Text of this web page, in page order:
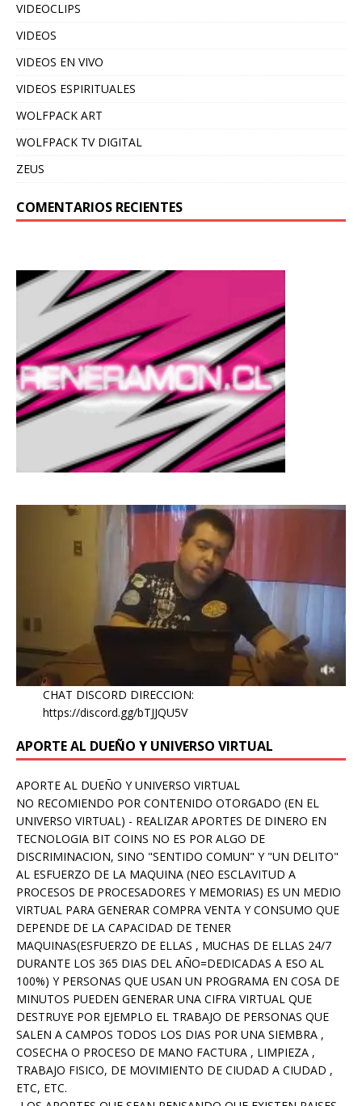
VIDEOCLIPS
VIDEOS
VIDEOS EN VIVO
VIDEOS ESPIRITUALES
WOLFPACK ART
WOLFPACK TV DIGITAL
ZEUS
COMENTARIOS RECIENTES
CHAT DISCORD DIRECCION:
https://discord.gg/bTJJQU5V
APORTE AL DUEÑO Y UNIVERSO VIRTUAL
APORTE AL DUEÑO Y UNIVERSO VIRTUAL
NO RECOMIENDO POR CONTENIDO OTORGADO (EN EL
UNIVERSO VIRTUAL) - REALIZAR APORTES DE DINERO EN
TECNOLOGIA BIT COINS NO ES POR ALGO DE
DISCRIMINACION, SINO "SENTIDO COMUN" Y "UN DELITO"
AL ESFUERZO DE LA MAQUINA (NEO ESCLAVITUD A
PROCESOS DE PROCESADORES Y MEMORIAS) ES UN MEDIO
VIRTUAL PARA GENERAR COMPRA VENTA Y CONSUMO QUE
DEPENDE DE LA CAPACIDAD DE TENER
MAQUINAS(ESFUERZO DE ELLAS , MUCHAS DE ELLAS 24/7
DURANTE LOS 365 DIAS DEL AÑO=DEDICADAS A ESO AL
100%) Y PERSONAS QUE USAN UN PROGRAMA EN COSA DE
MINUTOS PUEDEN GENERAR UNA CIFRA VIRTUAL QUE
DESTRUYE POR EJEMPLO EL TRABAJO DE PERSONAS QUE
SALEN A CAMPOS TODOS LOS DIAS POR UNA SIEMBRA ,
COSECHA O PROCESO DE MANO FACTURA , LIMPIEZA ,
TRABAJO FISICO, DE MOVIMIENTO DE CIUDAD A CIUDAD ,
ETC, ETC.